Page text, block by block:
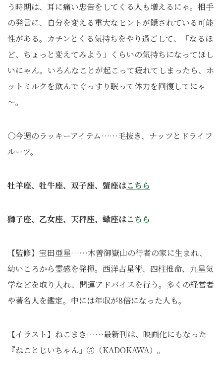
う時期は、耳に痛い忠告をしてくる人も増えるにゃ。相手
の発言に、自分を変える重大なヒントが隠されている可能
性がある。カチンとくる気持ちをやり過ごして、「なるほ
ど、ちょっと変えてみよう」くらいの気持ちになってほし
いにゃん。いろんなことが起こって疲れてしまったら、ホ
ットミルクを飲んでぐっすり眠って体力を回復してにゃ
～。
〇今週のラッキーアイテム……毛抜き、ナッツとドライフ
ルーツ。
牡羊座、牡牛座、双子座、蟹座はこちら
獅子座、乙女座、天秤座、蠍座はこちら
【監修】宝田亜星……木曽御嶽山の行者の家に生まれ、
幼いころから霊感を発揮。西洋占星術、四柱推命、九星気
学などを取り入れ、開運アドバイスを行う。多くの経営者
や著名人を鑑定。中には年収が8倍になった人も。
【イラスト】ねこまき……最新刊は、映画化にもなった
『ねことじいちゃん』⑤（KADOKAWA）。